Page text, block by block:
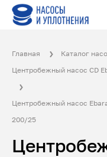
Главная
Каталог
Центробежный насос CD
Центробежный насос
200/25